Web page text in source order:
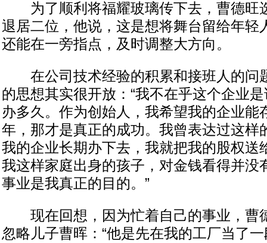
为了顺利将福耀玻璃传下去，曹德旺
退居二位，他说，这是想将舞台留给年轻
还能在一旁指点，及时调整大方向。
在公司技术经验的积累和接班人的问
的思想其实很开放：“我不在乎这个企业
办多久。作为创始人，我希望我的企业能
年，那才是真正的成功。我曾表达过这样
我的企业长期办下去，我就把我的股权送
我这样家庭出身的孩子，对金钱看得并没
事业是我真正的目的。”
现在回想，因为忙着自己的事业，曹
忽略儿子曹晖：“他是先在我的工厂当了